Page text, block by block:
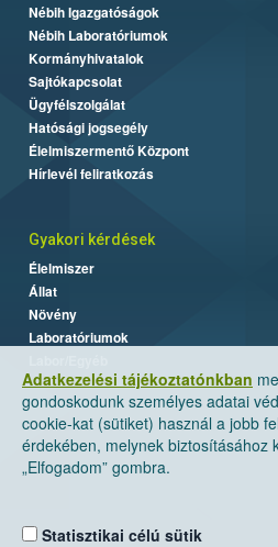
Adatkezelési tájékoztatónkban
gondoskodunk személyes adatai
cookie-kat (sütiket) használ a jobb
érdekében, melynek biztosításához
„Elfogadom” gombra.
Statisztikai célú sütik
Nébih Igazgatóságok
Nébih Laboratóriumok
Kormányhivatalok
Sajtókapcsolat
Ügyfélszolgálat
Hatósági jogsegély
Élelmiszermentő Központ
Hírlevél feliratkozás
Gyakori kérdések
Élelmiszer
Állat
Növény
Laboratóriumok